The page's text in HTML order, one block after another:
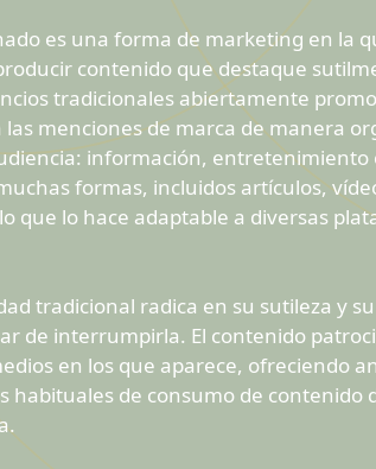
es una forma de marketing en la
contenido que destaque
tradicionales abiertamente
menciones de marca de manera
información, entretenimiento
formas, incluidos artículos,
que lo hace adaptable a diversas
tradicional radica en su sutileza y
de interrumpirla. El contenido
en los que aparece, ofreciendo
habituales de consumo de contenido